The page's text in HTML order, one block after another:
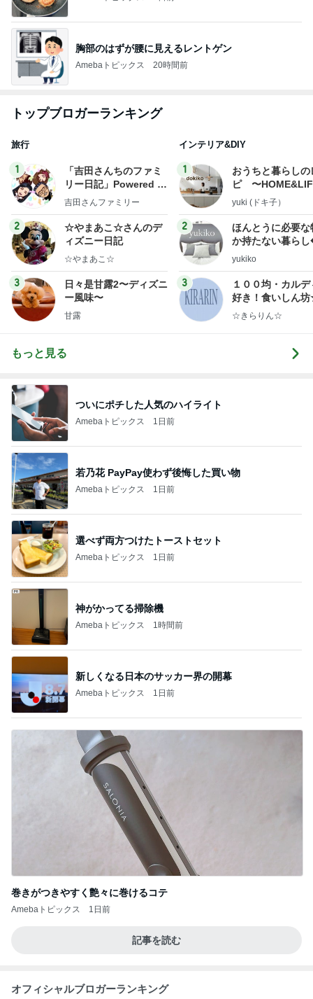
胸部のはずが腰に見えるレントゲン
Amebaトピックス 20時間前
トップブロガーランキング
旅行
1
「吉田さんちのファミ
リー日記」Powered b
y Ameba 吉田さんファ
ログ
吉田さんファミリー
2
☆やまあこ☆さんのデ
ィズニー日記
☆やまあこ☆
3
日々是甘露2〜ディズニ
ー風味〜
甘露
インテリア&DIY
1
おうちと暮らしの
ピ 〜
yuki (ドキ子）
2
ほんとうに必要な
か持たない暮ら
ep Life Simple◆
yukiko
3
１００均・カルデ
好き！食いしん
らりん☆のブログ
☆きらりん☆
もっと見る
ついにポチした人気のハイライト
Amebaトピックス 1日前
若乃花 PayPay使わず後悔した買い物
Amebaトピックス 1日前
選べず両方つけたトーストセット
Amebaトピックス 1日前
神がかってる掃除機
Amebaトピックス 1時間前
新しくなる日本のサッカー界の開幕
Amebaトピックス 1日前
巻きがつきやすく艶々に巻けるコテ
Amebaトピックス 1日前
記事を読む
オフィシャルブロガーランキング